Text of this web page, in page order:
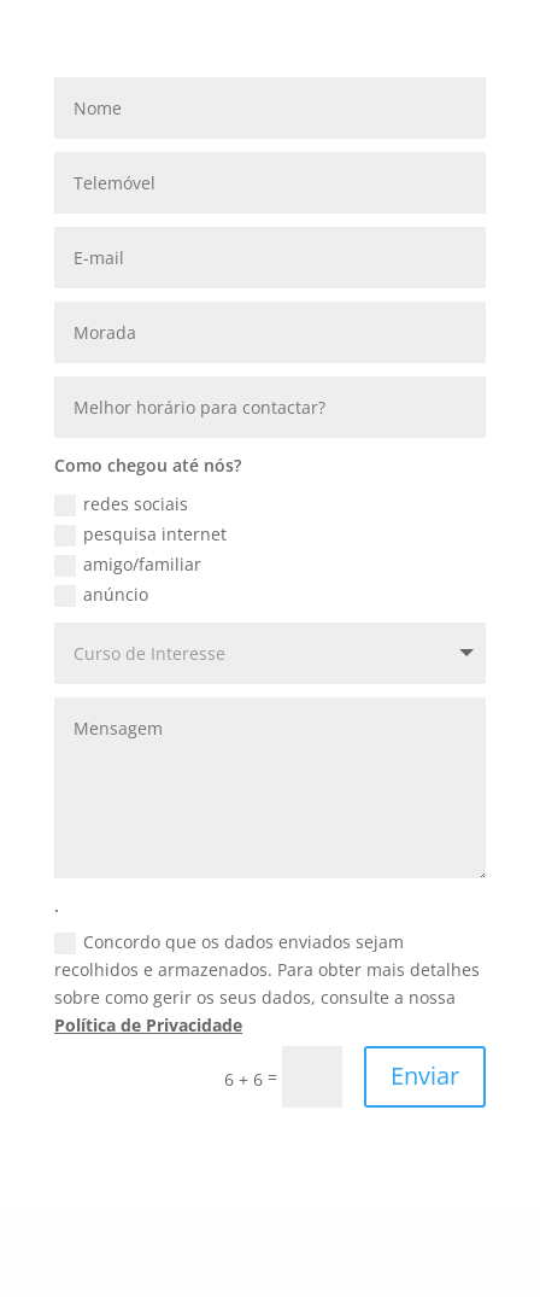
Como chegou até nós?
redes sociais
pesquisa internet
amigo/familiar
anúncio
.
Concordo que os dados enviados sejam
recolhidos e armazenados. Para obter mais detalhes
sobre como gerir os seus dados, consulte a nossa
Política de Privacidade
6 + 6 = Enviar